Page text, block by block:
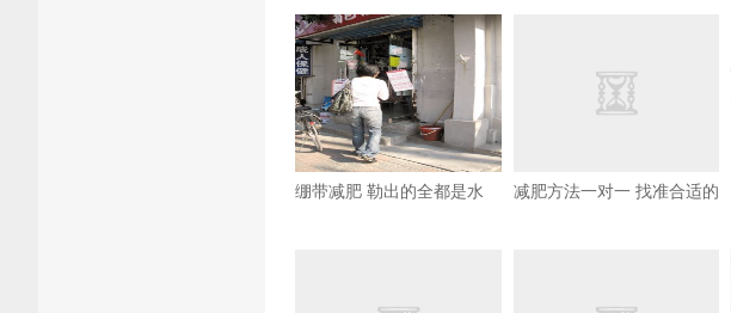
绷带减肥 勒出的全都是水 减肥方法一对一 找准合适的